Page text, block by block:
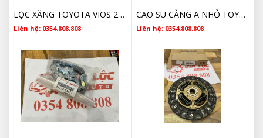
LỌC XĂNG TOYOTA VIOS 2330021010 2002 2003 2004 2005 2006 2007 2008 2009 2010 2011 2012 2013 2014 2015 2016 2017 CHÍNH HÃNG
Liên hệ: 0354.808.808
CAO SU CÀNG A NHỎ TOYOTA 486540D120 2014 2015 2016 2017 2018 2019 2020 2021 2022 2023
Liên hệ: 0354.808.808